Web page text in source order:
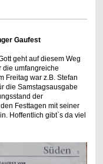
Gaufest
geht auf diesem Weg
die umfangreiche
Freitag war z.B. Stefan
die Samstagsausgabe
der
Festtagen mit seiner
Hoffentlich gibt`s da viel